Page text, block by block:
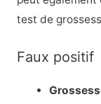
test de
Faux positif